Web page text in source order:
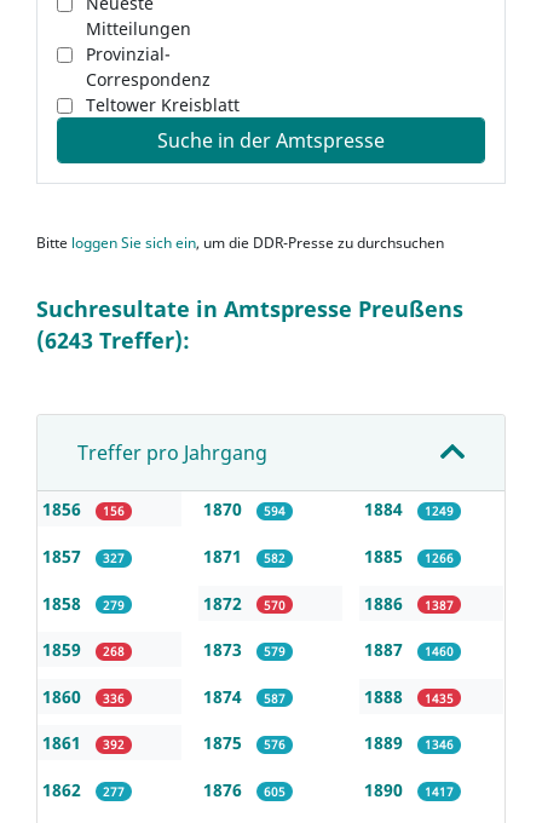
Mitteilungen
Provinzial-
Correspondenz
Teltower Kreisblatt
Suche in der Amtspresse
Bitte loggen Sie sich ein, um die DDR-Presse zu durchsuchen
Suchresultate in Amtspresse Preußens
(6243 Treffer):
Treffer pro Jahrgang
1856 156
1857 327
1858 279
1859 268
1860 336
1861 392
1862 277
1870 594
1871 582
1872 570
1873 579
1874 587
1875 576
1876 605
1884 1249
1885 1266
1886 1387
1887 1460
1888 1435
1889 1346
1890 1417